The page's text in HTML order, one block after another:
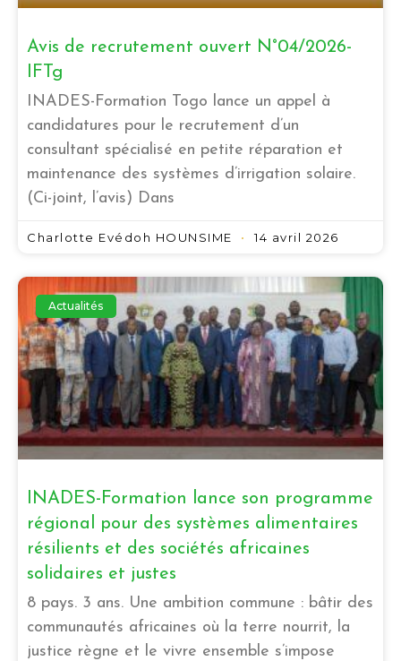
Avis de recrutement ouvert N°04/2026-
IFTg
INADES-Formation Togo lance un appel à
candidatures pour le recrutement d’un
consultant spécialisé en petite réparation et
maintenance des systèmes d’irrigation solaire.
(Ci-joint, l’avis) Dans
Charlotte Evédoh HOUNSIME 14 avril 2026
Actualités
INADES-Formation lance son programme
régional pour des systèmes alimentaires
résilients et des sociétés africaines
solidaires et justes
8 pays. 3 ans. Une ambition commune : bâtir des
communautés africaines où la terre nourrit, la
justice règne et le vivre ensemble s’impose